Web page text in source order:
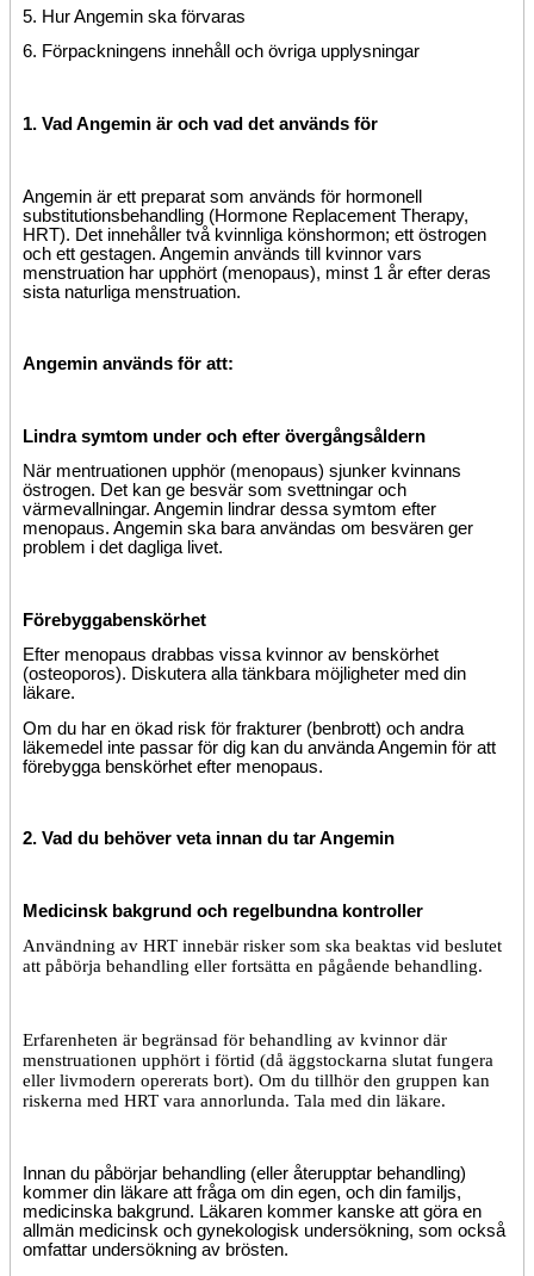
5. Hur Angemin ska förvaras
6. Förpackningens innehåll och övriga upplysningar
1. Vad Angemin är och vad det används för
Angemin är ett preparat som används för hormonell
substitutionsbehandling (Hormone Replacement Therapy,
HRT). Det innehåller två kvinnliga könshormon; ett östrogen
och ett gestagen. Angemin används till kvinnor vars
menstruation har upphört (menopaus), minst 1 år efter deras
sista naturliga menstruation.
Angemin används för att:
Lindra symtom under och efter övergångsåldern
När mentruationen upphör (menopaus) sjunker kvinnans
östrogen. Det kan ge besvär som svettningar och
värmevallningar. Angemin lindrar dessa symtom efter
menopaus. Angemin ska bara användas om besvären ger
problem i det dagliga livet.
Förebyggabenskörhet
Efter menopaus drabbas vissa kvinnor av benskörhet
(osteoporos). Diskutera alla tänkbara möjligheter med din
läkare.
Om du har en ökad risk för frakturer (benbrott) och andra
läkemedel inte passar för dig kan du använda Angemin för att
förebygga benskörhet efter menopaus.
2. Vad du behöver veta innan du tar Angemin
Medicinsk bakgrund och regelbundna kontroller
Användning av HRT innebär risker som ska beaktas vid beslutet
att påbörja behandling eller fortsätta en pågående behandling.
Erfarenheten är begränsad för behandling av kvinnor där
menstruationen upphört i förtid (då äggstockarna slutat fungera
eller livmodern opererats bort). Om du tillhör den gruppen kan
riskerna med HRT vara annorlunda. Tala med din läkare.
Innan du påbörjar behandling (eller återupptar behandling)
kommer din läkare att fråga om din egen, och din familjs,
medicinska bakgrund. Läkaren kommer kanske att göra en
allmän medicinsk och gynekologisk undersökning, som också
omfattar undersökning av brösten.